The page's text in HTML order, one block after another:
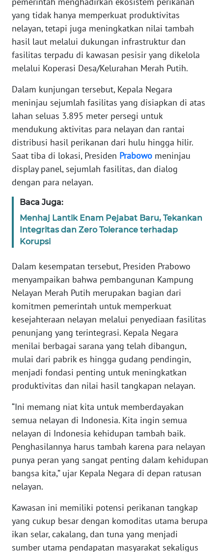
yang tidak hanya memperkuat produktivitas
nelayan, tetapi juga meningkatkan nilai tambah
hasil laut melalui dukungan infrastruktur dan
fasilitas terpadu di kawasan pesisir yang dikelola
melalui Koperasi Desa/Kelurahan Merah Putih.
Dalam kunjungan tersebut, Kepala Negara
meninjau sejumlah fasilitas yang disiapkan di atas
lahan seluas 3.895 meter persegi untuk
mendukung aktivitas para nelayan dan rantai
distribusi hasil perikanan dari hulu hingga hilir.
Saat tiba di lokasi, Presiden Prabowo meninjau
display panel, sejumlah fasilitas, dan dialog
dengan para nelayan.
Baca Juga:
Menhaj Lantik Enam Pejabat Baru, Tekankan
Integritas dan Zero Tolerance terhadap
Korupsi
Dalam kesempatan tersebut, Presiden Prabowo
menyampaikan bahwa pembangunan Kampung
Nelayan Merah Putih merupakan bagian dari
komitmen pemerintah untuk memperkuat
kesejahteraan nelayan melalui penyediaan fasilitas
penunjang yang terintegrasi. Kepala Negara
menilai berbagai sarana yang telah dibangun,
mulai dari pabrik es hingga gudang pendingin,
menjadi fondasi penting untuk meningkatkan
produktivitas dan nilai hasil tangkapan nelayan.
“Ini memang niat kita untuk memberdayakan
semua nelayan di Indonesia. Kita ingin semua
nelayan di Indonesia kehidupan tambah baik.
Penghasilannya harus tambah karena para nelayan
punya peran yang sangat penting dalam kehidupan
bangsa kita,” ujar Kepala Negara di depan ratusan
nelayan.
Kawasan ini memiliki potensi perikanan tangkap
yang cukup besar dengan komoditas utama berupa
ikan selar, cakalang, dan tuna yang menjadi
sumber utama pendapatan masyarakat sekaligus
IKLAN
TENTANG
KAMI
MEDIA
SIBER
REDAKSI
KARIR
DISCLAIMER
Wahana
Regional
SUMUT
JAKARTA
WN
JABAR
WN
BANTEN
NTT
WN
KEPRI
WN
PAPUA
WN
BARAT